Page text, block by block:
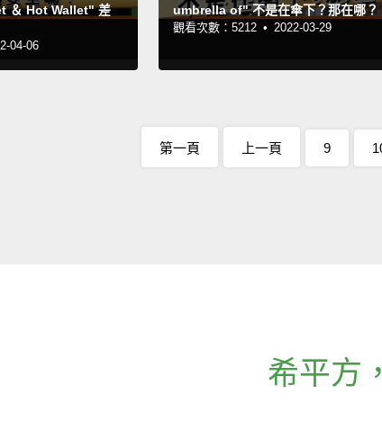
＆ Hot Wallet" 差
04-06
umbrella of" 不是在傘下？那在哪？
觀看次數：5212 • 2022-03-29
第一頁 上一頁 9
希平方 ，